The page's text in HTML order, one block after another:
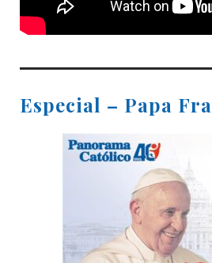
Especial – Papa